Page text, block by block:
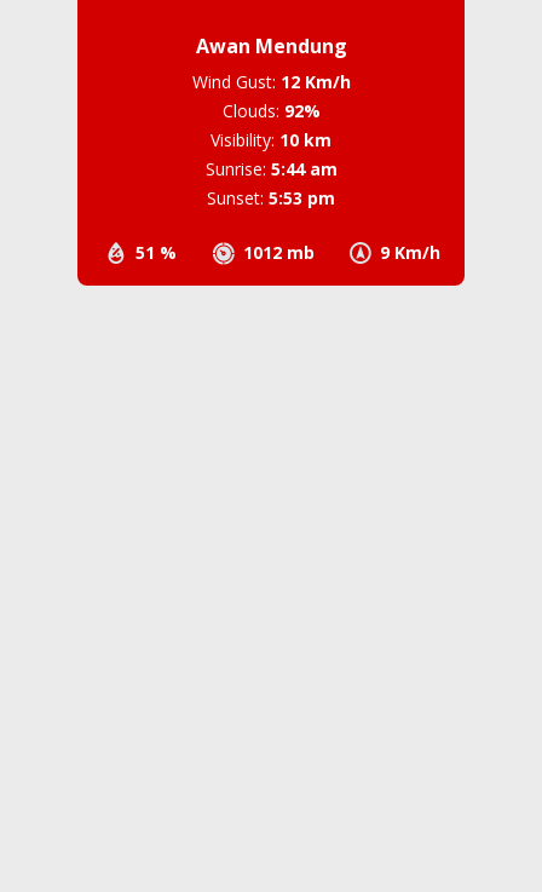
Awan Mendung
51 % 1012 mb 9 Km/h
Wind Gust: 12 Km/h
Clouds: 92%
Visibility: 10 km
Sunrise: 5:44 am
Sunset: 5:53 pm